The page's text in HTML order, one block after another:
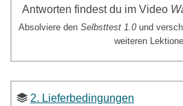
Antworten findest du im Video
Absolviere den Selbsttest 1.0 und
weiteren
2. Lieferbedingungen